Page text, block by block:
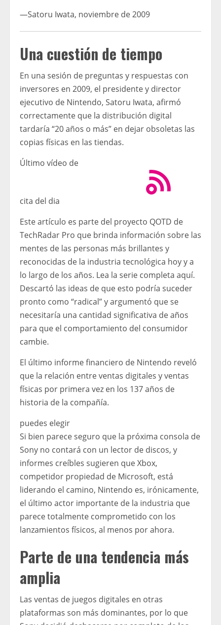
—Satoru Iwata, noviembre de 2009
Una cuestión de tiempo
En una sesión de preguntas y respuestas con
inversores en 2009, el presidente y director
ejecutivo de Nintendo, Satoru Iwata, afirmó
correctamente que la distribución digital
tardaría “20 años o más” en dejar obsoletas las
copias físicas en las tiendas.
Último vídeo de
cita del dia
Este artículo es parte del proyecto QOTD de
TechRadar Pro que brinda información sobre las
mentes de las personas más brillantes y
reconocidas de la industria tecnológica hoy y a
lo largo de los años. Lea la serie completa aquí.
Descartó las ideas de que esto podría suceder
pronto como “radical” y argumentó que se
necesitaría una cantidad significativa de años
para que el comportamiento del consumidor
cambie.
El último informe financiero de Nintendo reveló
que la relación entre ventas digitales y ventas
físicas por primera vez en los 137 años de
historia de la compañía.
puedes elegir
Si bien parece seguro que la próxima consola de
Sony no contará con un lector de discos, y
informes creíbles sugieren que Xbox,
competidor propiedad de Microsoft, está
liderando el camino, Nintendo es, irónicamente,
el último actor importante de la industria que
parece totalmente comprometido con los
lanzamientos físicos, al menos por ahora.
Parte de una tendencia más
amplia
Las ventas de juegos digitales en otras
plataformas son más dominantes, por lo que